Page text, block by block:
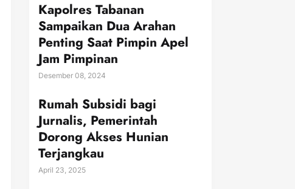
Kapolres Tabanan
Sampaikan Dua Arahan
Penting Saat Pimpin Apel
Jam Pimpinan
Desember 08, 2024
Rumah Subsidi bagi
Jurnalis, Pemerintah
Dorong Akses Hunian
Terjangkau
April 23, 2025